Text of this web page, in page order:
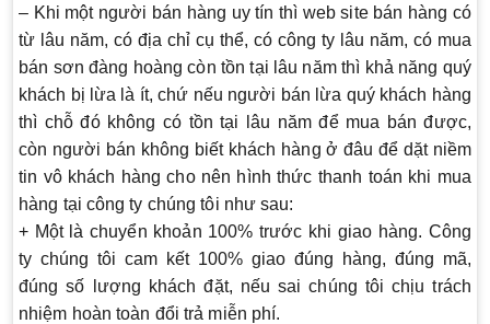
– Khi một người bán hàng uy tín thì web site bán hàng có
từ lâu năm, có địa chỉ cụ thể, có công ty lâu năm, có mua
bán sơn đàng hoàng còn tồn tại lâu năm thì khả năng quý
khách bị lừa là ít, chứ nếu người bán lừa quý khách hàng
thì chỗ đó không có tồn tại lâu năm để mua bán được,
còn người bán không biết khách hàng ở đâu để dặt niềm
tin vô khách hàng cho nên hình thức thanh toán khi mua
hàng tại công ty chúng tôi như sau:
+ Một là chuyển khoản 100% trước khi giao hàng. Công
ty chúng tôi cam kết 100% giao đúng hàng, đúng mã,
đúng số lượng khách đặt, nếu sai chúng tôi chịu trách
nhiệm hoàn toàn đổi trả miễn phí.